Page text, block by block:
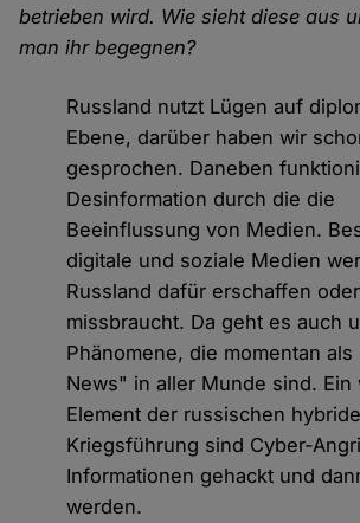
betrieben wird. Wie sieht diese aus
man ihr begegnen?
Russland nutzt Lügen auf
Ebene, darüber haben wir
gesprochen. Daneben
Desinformation durch die die
Beeinflussung von Medien.
digitale und soziale Medien
Russland dafür erschaffen oder
missbraucht. Da geht es auch
Phänomene, die momentan
News" in aller Munde sind. Ein
Element der russischen
Kriegsführung sind Cyber-
Informationen gehackt und
werden.